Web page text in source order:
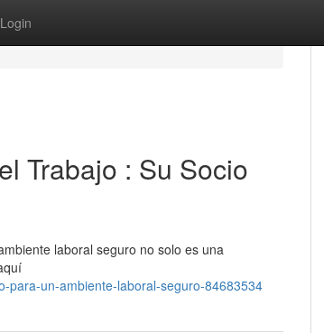
Login
Trabajo : Su Socio
laboral seguro no solo es una
para-un-ambiente-laboral-seguro-84683534